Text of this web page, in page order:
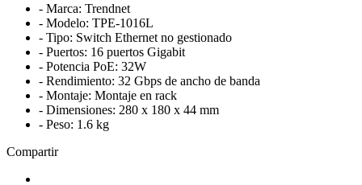
- Marca: Trendnet
- Modelo: TPE-1016L
- Tipo: Switch Ethernet no gestionado
- Puertos: 16 puertos Gigabit
- Potencia PoE: 32W
- Rendimiento: 32 Gbps de ancho de banda
- Montaje: Montaje en rack
- Dimensiones: 280 x 180 x 44 mm
- Peso: 1.6 kg
Compartir